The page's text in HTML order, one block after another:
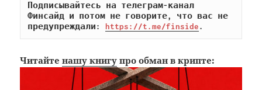
Подписывайтесь на телеграм-канал
Финсайд и потом не говорите, что вас не
предупреждали: https://t.me/finside.
Читайтенашу книгу про обман в крипте: